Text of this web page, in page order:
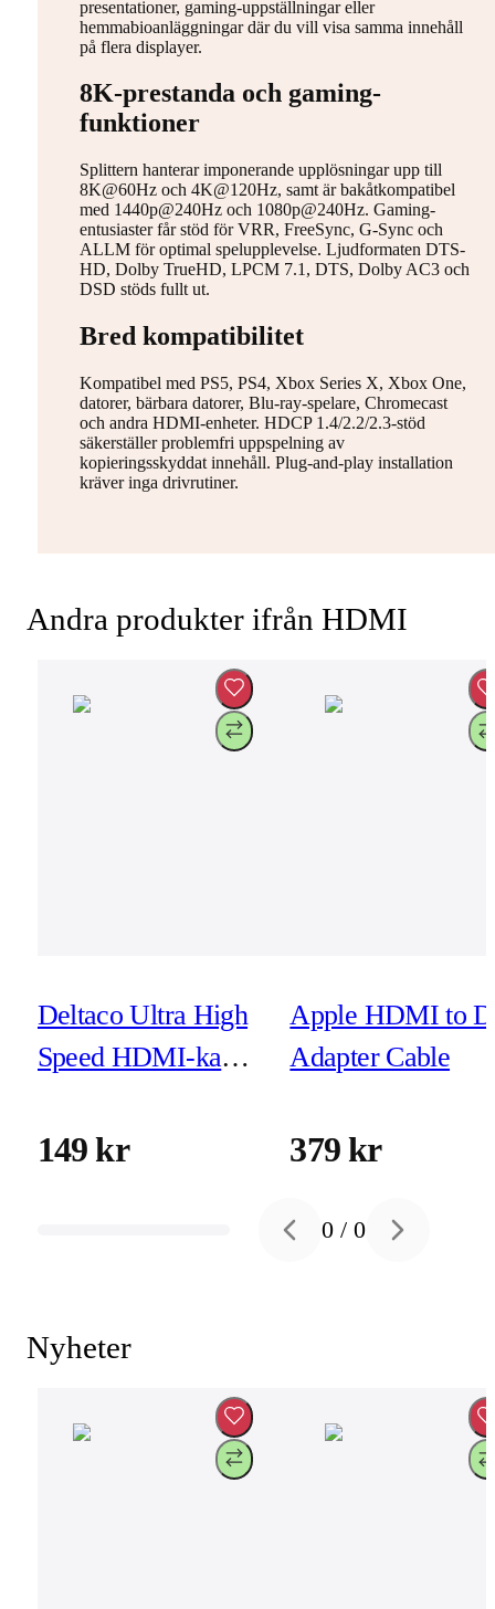
presentationer, gaming-uppställningar eller
hemmabioanläggningar där du vill visa samma innehåll
på flera displayer.
8K-prestanda och gaming-
funktioner
Splittern hanterar imponerande upplösningar upp till
8K@60Hz och 4K@120Hz, samt är bakåtkompatibel
med 1440p@240Hz och 1080p@240Hz. Gaming-
entusiaster får stöd för VRR, FreeSync, G-Sync och
ALLM för optimal spelupplevelse. Ljudformaten DTS-
HD, Dolby TrueHD, LPCM 7.1, DTS, Dolby AC3 och
DSD stöds fullt ut.
Bred kompatibilitet
Kompatibel med PS5, PS4, Xbox Series X, Xbox One,
datorer, bärbara datorer, Blu-ray-spelare, Chromecast
och andra HDMI-enheter. HDCP 1.4/2.2/2.3-stöd
säkerställer problemfri uppspelning av
kopieringsskyddat innehåll. Plug-and-play installation
kräver inga drivrutiner.
Andra produkter ifrån HDMI
Deltaco Ultra High
Speed HDMI-kabel
8K vid 60Hz, 4K
149 kr
Apple HDMI to
Adapter Cable
379 kr
Previous slide
0 /0 Next slide
Nyheter